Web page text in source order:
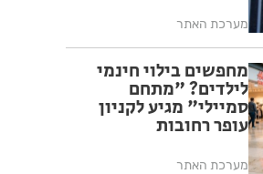
מערכת האתר
מחפשים בילוי חינמי
לילדים? "מתחם
סמיילי" מגיע לקניון
עופר רחובות
מערכת האתר